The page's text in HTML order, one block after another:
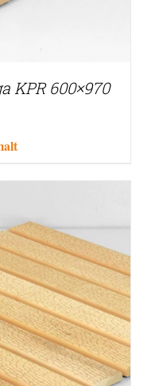
KPR 600×970